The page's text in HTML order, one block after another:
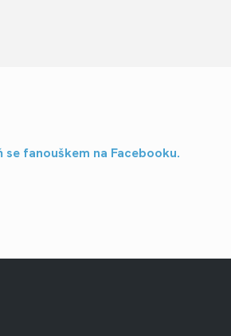
se fanouškem na Facebooku.